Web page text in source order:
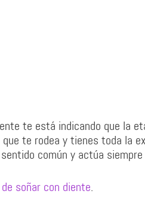
te está indicando que la
te rodea y tienes toda la
común y actúa
soñar con diente.